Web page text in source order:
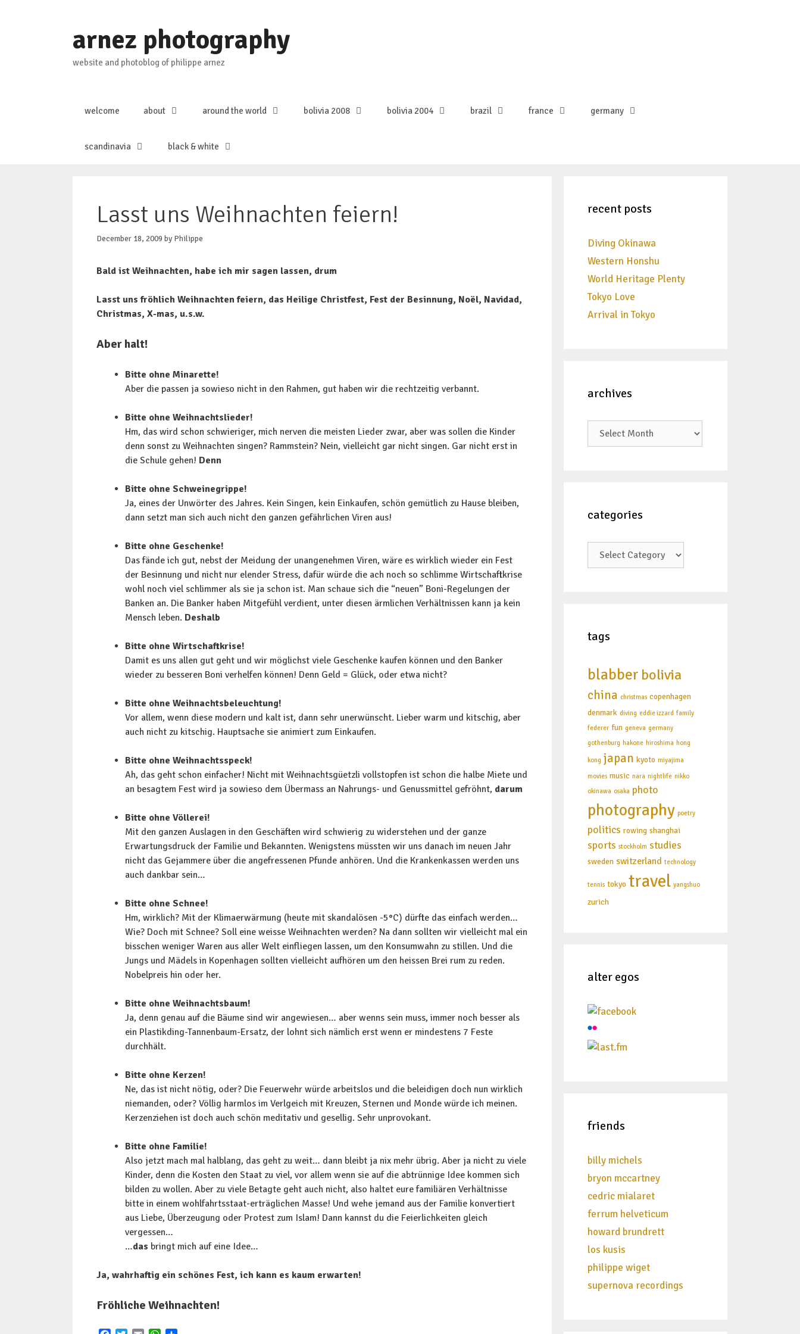
arnez photography
website and photoblog of philippe arnez
welcome about around the world bolivia 2008 bolivia 2004 brazil france germany
scandinavia black & white
Lasst uns Weihnachten feiern!
December 18, 2009 by Philippe
Bald ist Weihnachten, habe ich mir sagen lassen, drum
Lasst uns fröhlich Weihnachten feiern, das Heilige Christfest, Fest der Besinnung, Noël, Navidad,
Christmas, X-mas, u.s.w.
Aber halt!
Bitte ohne Minarette!
Aber die passen ja sowieso nicht in den Rahmen, gut haben wir die rechtzeitig verbannt.
Bitte ohne Weihnachtslieder!
Hm, das wird schon schwieriger, mich nerven die meisten Lieder zwar, aber was sollen die Kinder
denn sonst zu Weihnachten singen? Rammstein? Nein, vielleicht gar nicht singen. Gar nicht erst in
die Schule gehen! Denn
Bitte ohne Schweinegrippe!
Ja, eines der Unwörter des Jahres. Kein Singen, kein Einkaufen, schön gemütlich zu Hause bleiben,
dann setzt man sich auch nicht den ganzen gefährlichen Viren aus!
Bitte ohne Geschenke!
Das fände ich gut, nebst der Meidung der unangenehmen Viren, wäre es wirklich wieder ein Fest
der Besinnung und nicht nur elender Stress, dafür würde die ach noch so schlimme Wirtschaftkrise
wohl noch viel schlimmer als sie ja schon ist. Man schaue sich die “neuen” Boni-Regelungen der
Banken an. Die Banker haben Mitgefühl verdient, unter diesen ärmlichen Verhältnissen kann ja kein
Mensch leben. Deshalb
Bitte ohne Wirtschaftkrise!
Damit es uns allen gut geht und wir möglichst viele Geschenke kaufen können und den Banker
wieder zu besseren Boni verhelfen können! Denn Geld = Glück, oder etwa nicht?
Bitte ohne Weihnachtsbeleuchtung!
Vor allem, wenn diese modern und kalt ist, dann sehr unerwünscht. Lieber warm und kitschig, aber
auch nicht zu kitschig. Hauptsache sie animiert zum Einkaufen.
Bitte ohne Weihnachtsspeck!
Ah, das geht schon einfacher! Nicht mit Weihnachtsgüetzli vollstopfen ist schon die halbe Miete und
an besagtem Fest wird ja sowieso dem Übermass an Nahrungs- und Genussmittel gefröhnt, darum
Bitte ohne Völlerei!
Mit den ganzen Auslagen in den Geschäften wird schwierig zu widerstehen und der ganze
Erwartungsdruck der Familie und Bekannten. Wenigstens müssten wir uns danach im neuen Jahr
nicht das Gejammere über die angefressenen Pfunde anhören. Und die Krankenkassen werden uns
auch dankbar sein…
Bitte ohne Schnee!
Hm, wirklich? Mit der Klimaerwärmung (heute mit skandalösen -5°C) dürfte das einfach werden…
Wie? Doch mit Schnee? Soll eine weisse Weihnachten werden? Na dann sollten wir vielleicht mal ein
bisschen weniger Waren aus aller Welt einfliegen lassen, um den Konsumwahn zu stillen. Und die
Jungs und Mädels in Kopenhagen sollten vielleicht aufhören um den heissen Brei rum zu reden.
Nobelpreis hin oder her.
Bitte ohne Weihnachtsbaum!
Ja, denn genau auf die Bäume sind wir angewiesen… aber wenns sein muss, immer noch besser als
ein Plastikding-Tannenbaum-Ersatz, der lohnt sich nämlich erst wenn er mindestens 7 Feste
durchhält.
Bitte ohne Kerzen!
Ne, das ist nicht nötig, oder? Die Feuerwehr würde arbeitslos und die beleidigen doch nun wirklich
niemanden, oder? Völlig harmlos im Verlgeich mit Kreuzen, Sternen und Monde würde ich meinen.
Kerzenziehen ist doch auch schön meditativ und gesellig. Sehr unprovokant.
Bitte ohne Familie!
Also jetzt mach mal halblang, das geht zu weit… dann bleibt ja nix mehr übrig. Aber ja nicht zu viele
Kinder, denn die Kosten den Staat zu viel, vor allem wenn sie auf die abtrünnige Idee kommen sich
bilden zu wollen. Aber zu viele Betagte geht auch nicht, also haltet eure familiären Verhältnisse
bitte in einem wohlfahrtsstaat-erträglichen Masse! Und wehe jemand aus der Familie konvertiert
aus Liebe, Überzeugung oder Protest zum Islam! Dann kannst du die Feierlichkeiten gleich
vergessen…
…das bringt mich auf eine Idee…
Ja, wahrhaftig ein schönes Fest, ich kann es kaum erwarten!
Fröhliche Weihnachten!
recent posts
Diving Okinawa
Western Honshu
World Heritage Plenty
Tokyo Love
Arrival in Tokyo
archives
archives
categories
categories
tags
blabber bolivia
china christmas copenhagen
denmark diving eddie izzard family
federer fun geneva germany
gothenburg hakone hiroshima hong
kong japan kyoto miyajima
movies music nara nightlife nikko
okinawa osaka photo
photography poetry
politics rowing shanghai
sports stockholm studies
sweden switzerland technology
tennis tokyo travel yangshuo
zurich
alter egos
friends
billy michels
bryon mccartney
cedric mialaret
ferrum helveticum
howard brundrett
los kusis
philippe wiget
supernova recordings